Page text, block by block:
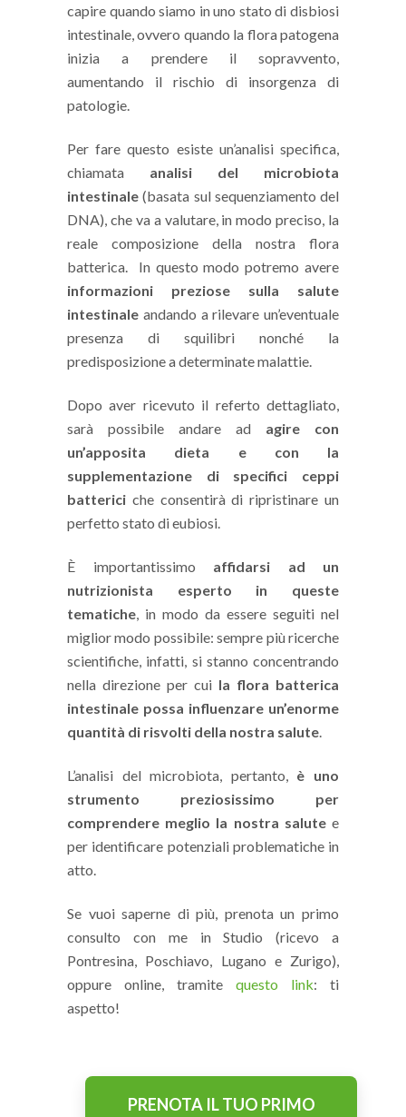
capire quando siamo in uno stato di disbiosi
intestinale, ovvero quando la flora patogena
inizia a prendere il sopravvento,
aumentando il rischio di insorgenza di
patologie.
Per fare questo esiste un’analisi specifica,
chiamata analisi del microbiota
intestinale (basata sul sequenziamento del
DNA), che va a valutare, in modo preciso, la
reale composizione della nostra flora
batterica. In questo modo potremo avere
informazioni preziose sulla salute
intestinale andando a rilevare un’eventuale
presenza di squilibri nonché la
predisposizione a determinate malattie.
Dopo aver ricevuto il referto dettagliato,
sarà possibile andare ad agire con
un’apposita dieta e con la
supplementazione di specifici ceppi
batterici che consentirà di ripristinare un
perfetto stato di eubiosi.
È importantissimo affidarsi ad un
nutrizionista esperto in queste
tematiche, in modo da essere seguiti nel
miglior modo possibile: sempre più ricerche
scientifiche, infatti, si stanno concentrando
nella direzione per cui la flora batterica
intestinale possa influenzare un’enorme
quantità di risvolti della nostra salute.
L’analisi del microbiota, pertanto, è uno
strumento preziosissimo per
comprendere meglio la nostra salutee
per identificare potenziali problematiche in
atto.
Se vuoi saperne di più, prenota un primo
consulto con me in Studio (ricevo a
Pontresina, Poschiavo, Lugano e Zurigo),
oppure online, tramite questo link: ti
aspetto!
PRENOTA IL TUO PRIMO